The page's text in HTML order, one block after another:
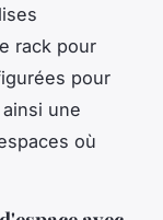
rack pour
pour
une
où